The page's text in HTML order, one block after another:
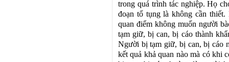
trong quá trình tác nghiệp. Họ
đoạn tố tụng là không cần
quan điểm không muốn người
tạm giữ, bị can, bị cáo thành
Người bị tạm giữ, bị can, bị cáo
kết quả khả quan nào mà có khi